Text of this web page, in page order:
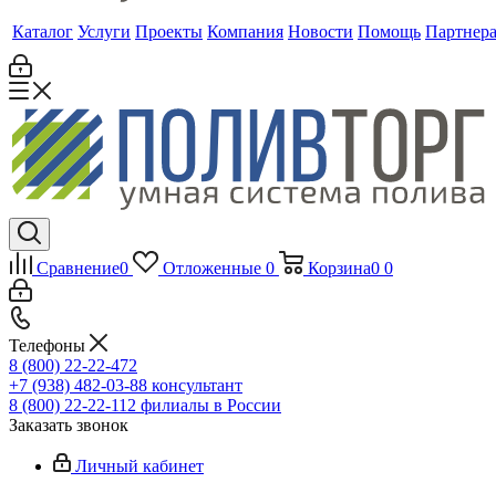
Каталог Услуги Проекты Компания Новости Помощь
Сравнение0 Отложенные 0 Корзина0 0
Телефоны
8 (800) 22-22-472
+7 (938) 482-03-88 консультант
8 (800) 22-22-112 филиалы в России
Заказать звонок
Личный кабинет